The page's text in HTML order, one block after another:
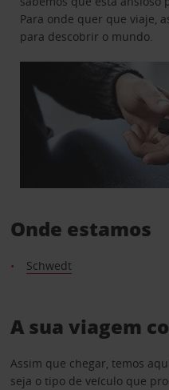
Para onde quer que viaje,
para descobrir o mundo.
Onde estamos
Schwedt
A sua viagem
Assim que chegar, temos
seja o tipo de veículo que